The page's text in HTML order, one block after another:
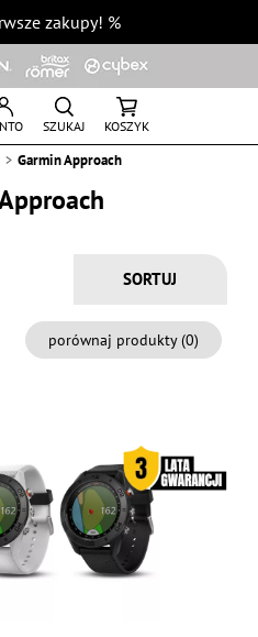
zakupy! %
SZUKAJ KOSZYK
Garmin Approach
porównaj produkty (0)